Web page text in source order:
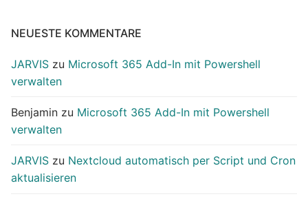
NEUESTE KOMMENTARE
JARVIS zu Microsoft 365 Add-In mit Powershell
verwalten
Benjamin zu Microsoft 365 Add-In mit Powershell
verwalten
JARVIS zu Nextcloud automatisch per Script und Cron
aktualisieren